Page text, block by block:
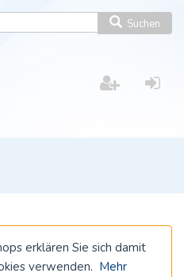
Suchen
erklären Sie sich damit
verwenden. Mehr